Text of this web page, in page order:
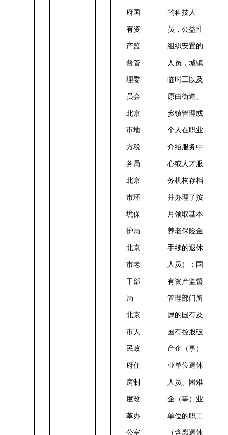
府国
有资
产监
督管
理委
员会
北京
市地
方税
务局
北京
市环
境保
护局
北京
市老
干部
局
北京
市人
民政
府住
房制
度改
革办
公室
的科技人
员，公益性
组织安置的
人员，城镇
临时工以及
原由街道、
乡镇管理或
个人在职业
介绍服务中
心或人才服
务机构存档
并办理了按
月领取基本
养老保险金
手续的退休
人员）；国
有资产监督
管理部门所
属的国有及
国有控股破
产企（事）
业单位退休
人员、困难
企（事）业
单位的职工
（含离退休